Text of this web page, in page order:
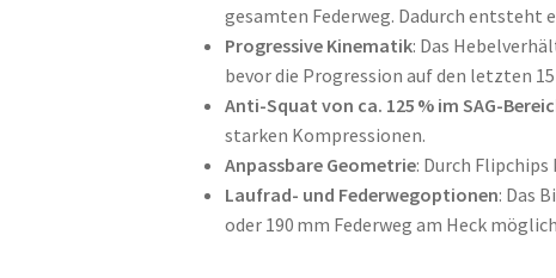
gesamten Federweg. Dadurch entsteht
Progressive Kinematik: Das
bevor die Progression auf den letzten
Anti-Squat von ca. 125 % im SAG-
starken Kompressionen.
Anpassbare Geometrie: Durch Flipchips
Laufrad- und Federwegoptionen: Das
oder 190 mm Federweg am Heck